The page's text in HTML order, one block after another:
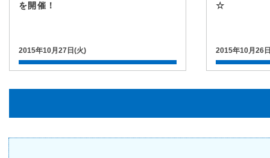
を開催！
2015年10月27日(火)
☆
2015年10月26